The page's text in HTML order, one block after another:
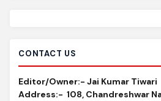
CONTACT US
Editor/Owner:- Jai Kumar Tiwari
Address:- 108, Chandreshwar